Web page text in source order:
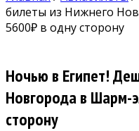
билеты из Нижнего
5600₽ в одну сторону
Ночью в Египет!
Новгорода в Шарм-
сторону